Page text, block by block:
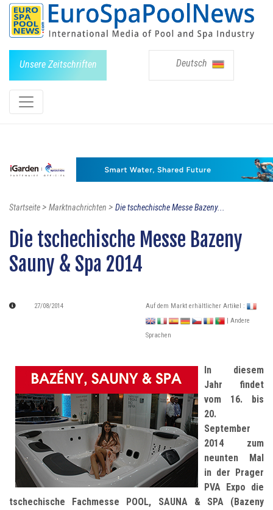
Unsere Zeitschriften Deutsch
Startseite> Marktnachrichten > Die tschechische Messe Bazeny...
Die tschechische Messe Bazeny
Sauny & Spa 2014
27/08/2014
Auf dem Markt erhältlicher Artikel :
| Andere
Sprachen
In diesem
Jahr findet
vom 16. bis
20.
September
2014 zum
neunten Mal
in der Prager
PVA Expo die
tschechische Fachmesse POOL, SAUNA & SPA (Bazeny